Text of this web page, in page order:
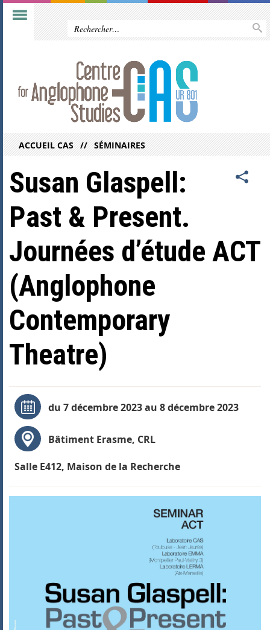
ACCUEIL CAS SÉMINAIRES
Susan Glaspell:
Past & Present.
Journées d’étude ACT
(Anglophone
Contemporary
Theatre)
du 7 décembre 2023 au 8 décembre 2023
Bâtiment Erasme, CRL
Salle E412, Maison de la Recherche